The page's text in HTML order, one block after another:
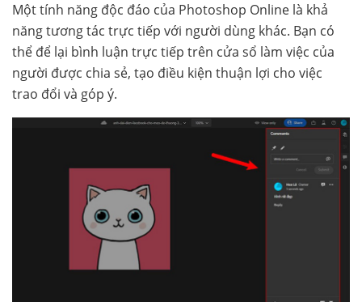
Một tính năng độc đáo của Photoshop Online là khả
năng tương tác trực tiếp với người dùng khác. Bạn có
thể để lại bình luận trực tiếp trên cửa sổ làm việc của
người được chia sẻ, tạo điều kiện thuận lợi cho việc
trao đổi và góp ý.